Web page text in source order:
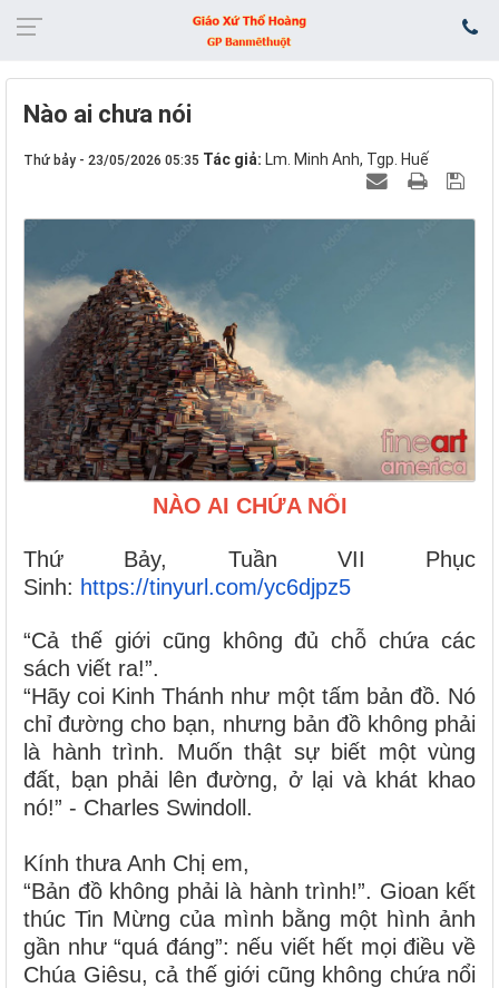
Nào ai chưa nói
Thứ bảy - 23/05/2026 05:35 Tác giả: Lm. Minh Anh, Tgp. Huế
NÀO AI CHỨA NỔI
Thứ Bảy, Tuần VII Phục
Sinh: https://tinyurl.com/yc6djpz5
“Cả thế giới cũng không đủ chỗ chứa các
sách viết ra!”.
“Hãy coi Kinh Thánh như một tấm bản đồ. Nó
chỉ đường cho bạn, nhưng bản đồ không phải
là hành trình. Muốn thật sự biết một vùng
đất, bạn phải lên đường, ở lại và khát khao
nó!” - Charles Swindoll.
Kính thưa Anh Chị em,
“Bản đồ không phải là hành trình!”. Gioan kết
thúc Tin Mừng của mình bằng một hình ảnh
gần như “quá đáng”: nếu viết hết mọi điều về
Chúa Giêsu, cả thế giới cũng không chứa nổi